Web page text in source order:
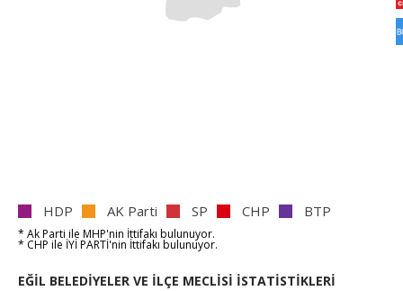
HDP AK Parti SP CHP BTP
* Ak Parti ile MHP'nin İttifakı bulunuyor.
* CHP ile İYİ PARTİ'nin İttifakı bulunuyor.
EĞİL BELEDİYELER VE İLÇE MECLİSİ İSTATİSTİKLERİ